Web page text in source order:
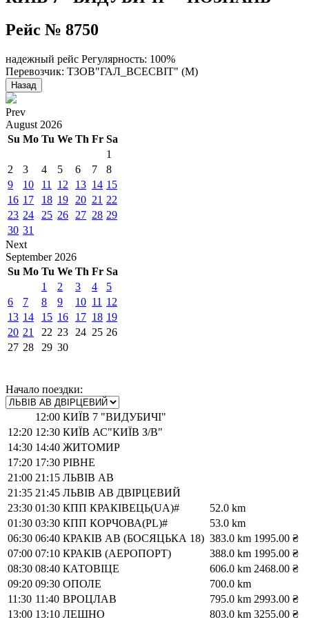
Рейс № 8750
надежный рейс Регулярность: 100%
Перевозчик: ТЗОВ"ГАЛ_ВСЕСВІТ" (М)
Назад
Prev
August 2026
Su Mo Tu We Th Fr Sa
1
2
3 4 5 6 7
8
9
10 11 12 13 14 15
16 17 18 19 20 21 22
23 24 25 26 27 28 29
30 31
Next
September 2026
Su Mo Tu We Th Fr Sa
1
2 3 4
5
6
7 8 9 10 11 12
13 14 15 16 17 18 19
20 21 22 23 24 25 26
27 28 29 30
Начало поездки:
12:00 КИЇВ 7 "ВИДУБИЧІ"
12:20 12:30 КИЇВ АС"КИЇВ З/В"
14:30 14:40 ЖИТОМИР
17:20 17:30 РІВНЕ
21:00 21:15 ЛЬВІВ АВ
21:35 21:45 ЛЬВІВ АВ ДВІРЦЕВИЙ
23:30 01:30 КПП КРАКІВЕЦЬ(UA)#
52.0 km
01:30 03:30 КПП КОРЧОВА(PL)#
53.0 km
06:30 06:40 КРАКІВ АВ (БОСЯЦЬКА 18) 383.0 km 1995.00 ₴
07:00 07:10 КРАКІВ (АЕРОПОРТ) 388.0 km 1995.00 ₴
08:30 08:40 КАТОВІЦЕ 606.0 km 2468.00 ₴
09:20 09:30 ОПОЛЕ
700.0 km
11:30 11:40 ВРОЦЛАВ 795.0 km 2993.00 ₴
13:00 13:10 ЛЕШНО 803.0 km 3255.00 ₴